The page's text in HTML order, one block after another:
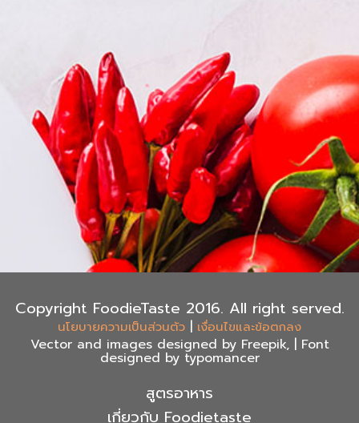
Copyright FoodieTaste 2016. All right served.
นโยบายความเป็นส่วนตัว | เงื่อนไขและข้อตกลง
Vector and images designed by Freepik, | Font
designed by typomancer
สูตรอาหาร
เกี่ยวกับ Foodietaste